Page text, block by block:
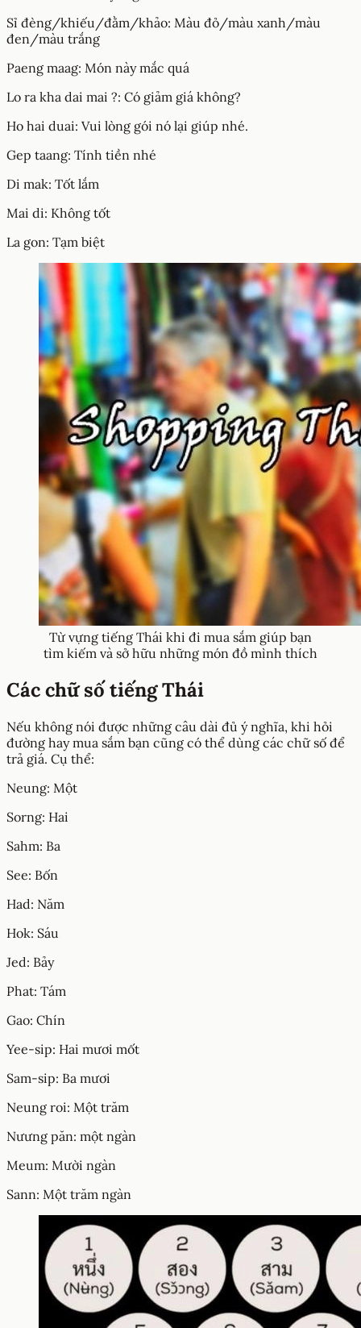
Sỉ đèng/khiếu/đằm/khảo: Màu đỏ/màu xanh/màu
đen/màu trắng
Paeng maag: Món này mắc quá
Lo ra kha dai mai ?: Có giảm giá không?
Ho hai duai: Vui lòng gói nó lại giúp nhé.
Gep taang: Tính tiền nhé
Di mak: Tốt lắm
Mai di: Không tốt
La gon: Tạm biệt
Từ vựng tiếng Thái khi đi mua sắm giúp bạn
tìm kiếm và sở hữu những món đồ mình thích
Các chữ số tiếng Thái
Nếu không nói được những câu dài đủ ý nghĩa, khi hỏi
đường hay mua sắm bạn cũng có thể dùng các chữ số để
trả giá. Cụ thể:
Neung: Một
Sorng: Hai
Sahm: Ba
See: Bốn
Had: Năm
Hok: Sáu
Jed: Bảy
Phat: Tám
Gao: Chín
Yee-sip: Hai mươi mốt
Sam-sip: Ba mươi
Neung roi: Một trăm
Nưưng păn: một ngàn
Meum: Mười ngàn
Sann: Một trăm ngàn